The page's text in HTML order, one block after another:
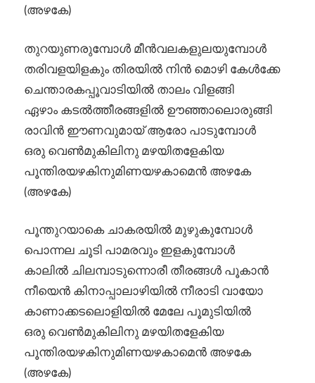
(അഴകേ)
തുറയുണരുമ്പോൾ മീൻവലകളുലയുമ്പോൾ
തരിവളയിളകും തിരയിൽ നിൻ മൊഴി കേൾക്കേ
ചെന്താരകപ്പൂവാടിയിൽ താലം വിളങ്ങി
ഏഴാം കടൽത്തീരങ്ങളിൽ ഊഞ്ഞാലൊരുങ്ങി
രാവിൻ ഈണവുമായ് ആരോ പാടുമ്പോൾ
ഒരു വെൺ‌മുകിലിനു മഴയിതളേകിയ
പൂന്തിരയഴകിനുമിണയഴകാമെൻ അഴകേ
(അഴകേ)
പൂന്തുറയാകെ ചാകരയിൽ മുഴുകുമ്പോൾ
പൊന്നല ചൂടി പാമരവും ഇളകുമ്പോൾ
കാലിൽ ചിലമ്പാടുന്നൊരീ തീരങ്ങൾ പൂകാൻ
നീയെൻ കിനാപ്പാലാഴിയിൽ നീരാടി വായോ
കാണാക്കടലൊളിയിൽ മേലേ പൂമുടിയിൽ
ഒരു വെൺ‌മുകിലിനു മഴയിതളേകിയ
പൂന്തിരയഴകിനുമിണയഴകാമെൻ അഴകേ
(അഴകേ)